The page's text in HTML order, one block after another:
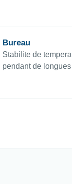
Bureau
Stabilite de
pendant de